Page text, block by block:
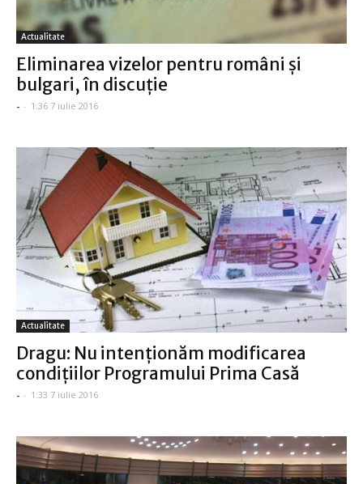
Actualitate
Eliminarea vizelor pentru români şi
bulgari, în discuţie
- - 1:36 7 iulie 2016
Actualitate
Dragu: Nu intenţionăm modificarea
condiţiilor Programului Prima Casă
- - 1:33 7 iulie 2016